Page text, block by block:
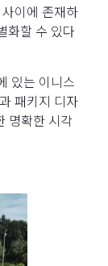
이에 존재하
화할 수 있다
있는 이니스
패키지 디자
명확한 시각